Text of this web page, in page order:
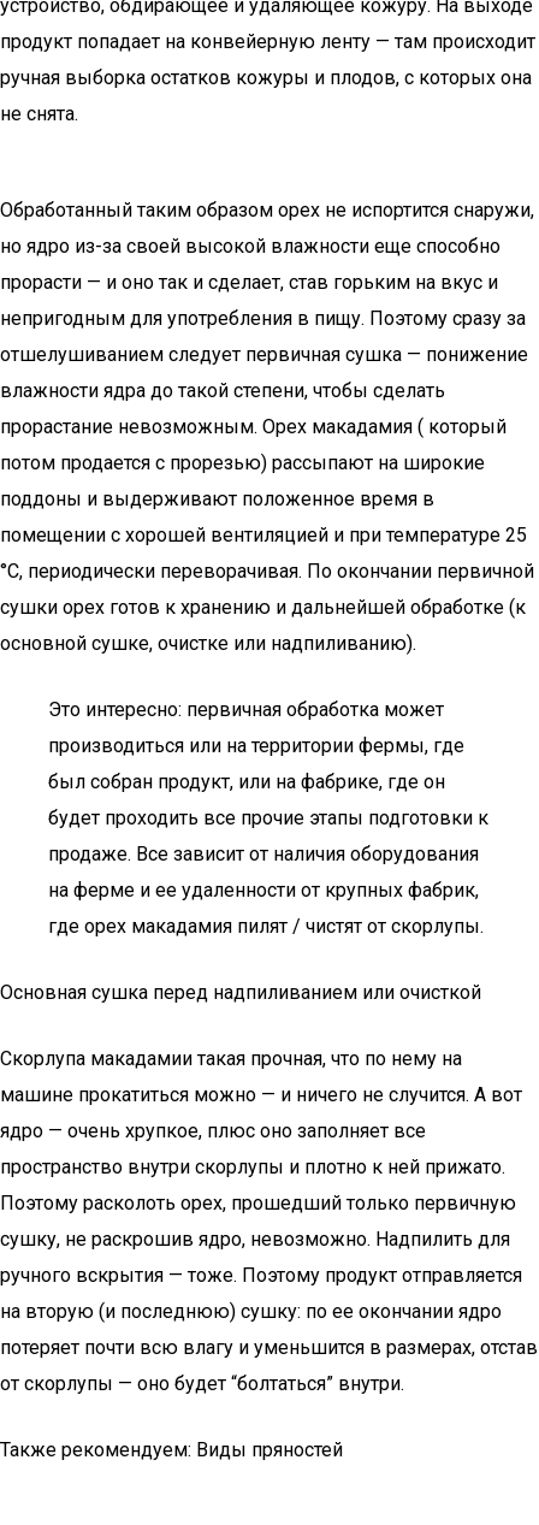
устройство, обдирающее и удаляющее кожуру. На выходе
продукт попадает на конвейерную ленту — там происходит
ручная выборка остатков кожуры и плодов, с которых она
не снята.
Обработанный таким образом орех не испортится снаружи,
но ядро из-за своей высокой влажности еще способно
прорасти — и оно так и сделает, став горьким на вкус и
непригодным для употребления в пищу. Поэтому сразу за
отшелушиванием следует первичная сушка — понижение
влажности ядра до такой степени, чтобы сделать
прорастание невозможным. Орех макадамия ( который
потом продается с прорезью) рассыпают на широкие
поддоны и выдерживают положенное время в
помещении с хорошей вентиляцией и при температуре 25
°С, периодически переворачивая. По окончании первичной
сушки орех готов к хранению и дальнейшей обработке (к
основной сушке, очистке или надпиливанию).
Это интересно: первичная обработка может
производиться или на территории фермы, где
был собран продукт, или на фабрике, где он
будет проходить все прочие этапы подготовки к
продаже. Все зависит от наличия оборудования
на ферме и ее удаленности от крупных фабрик,
где орех макадамия пилят / чистят от скорлупы.
Основная сушка перед надпиливанием или очисткой
Скорлупа макадамии такая прочная, что по нему на
машине прокатиться можно — и ничего не случится. А вот
ядро — очень хрупкое, плюс оно заполняет все
пространство внутри скорлупы и плотно к ней прижато.
Поэтому расколоть орех, прошедший только первичную
сушку, не раскрошив ядро, невозможно. Надпилить для
ручного вскрытия — тоже. Поэтому продукт отправляется
на вторую (и последнюю) сушку: по ее окончании ядро
потеряет почти всю влагу и уменьшится в размерах, отстав
от скорлупы — оно будет “болтаться” внутри.
Также рекомендуем: Виды пряностей